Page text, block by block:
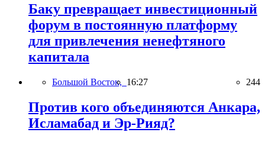
Баку превращает инвестиционный
форум в постоянную платформу
для привлечения ненефтяного
капитала
Большой Восток, 16:27 244
Против кого объединяются Анкара,
Исламабад и Эр-Рияд?